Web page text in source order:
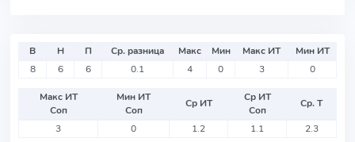
В Н П Ср. разница Макс Мин Макс ИТ
Мин ИТ
8
6 6 0.1 4 0 3 0
Макс ИТ
Соп
Мин ИТ
Соп
Ср ИТ
Ср ИТ
Соп
Ср. Т
3
0 1.2 1.1 2.3